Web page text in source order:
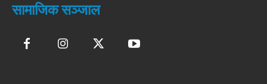
सामाजिक सञ्जाल